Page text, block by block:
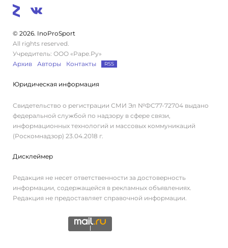
© 2026. InoProSport
All rights reserved.
Учредитель: ООО «Раре.Ру»
Архив
Авторы Контакты RSS
Юридическая информация
Свидетельство о регистрации СМИ Эл №ФС77-72704 выдано
федеральной службой по надзору в сфере связи,
информационных технологий и массовых коммуникаций
(Роскомнадзор) 23.04.2018 г.
Дисклеймер
Редакция не несет ответственности за достоверность
информации, содержащейся в рекламных объявлениях.
Редакция не предоставляет справочной информации.